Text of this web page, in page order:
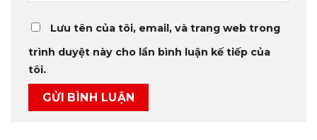
Lưu tên của tôi, email, và trang web trong
trình duyệt này cho lần bình luận kế tiếp của
tôi.